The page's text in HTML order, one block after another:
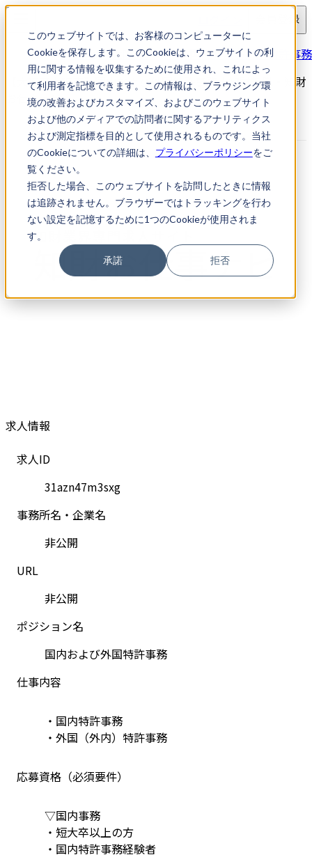
このウェブサイトでは、お客様のコンピューターに
Cookieを保存します。このCookieは、ウェブサイトの利
用に関する情報を収集するために使用され、これによっ
て利用者を記憶できます。この情報は、ブラウジング環
境の改善およびカスタマイズ、およびこのウェブサイト
および他のメディアでの訪問者に関するアナリティクス
および測定指標を目的として使用されるものです。当社
のCookieについての詳細は、 プライバシーポリシーをご
覧ください。
拒否した場合、このウェブサイトを訪問したときに情報
は追跡されません。ブラウザーではトラッキングを行わ
ない設定を記憶するために1つのCookieが使用されま
す。
承諾 拒否
会員登録
求人検索 【大阪府大阪市】国内および外国特許事務
【大阪府大阪市】国内および外国特許事務｜知財転職・知財
お仕事ナビ
求人情報
求人ID
31azn47m3sxg
事務所名・企業名
非公開
URL
非公開
ポジション名
国内および外国特許事務
仕事内容
・国内特許事務
・外国（外内）特許事務
応募資格（必須要件）
▽国内事務
・短大卒以上の方
・国内特許事務経験者